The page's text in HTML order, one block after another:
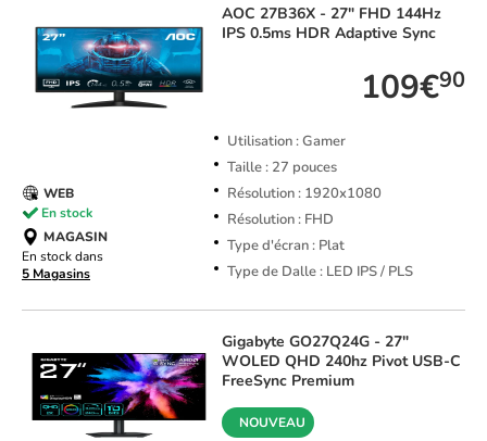
AOC 27B36X - 27" FHD 144Hz
IPS 0.5ms HDR Adaptive Sync
109€90
Utilisation : Gamer
Taille : 27 pouces
Résolution : 1920x1080
Résolution : FHD
Type d'écran : Plat
Type de Dalle : LED IPS / PLS
WEB
En stock
MAGASIN
En stock dans
5 Magasins
Gigabyte GO27Q24G - 27"
WOLED QHD 240hz Pivot USB-C
FreeSync Premium
NOUVEAU